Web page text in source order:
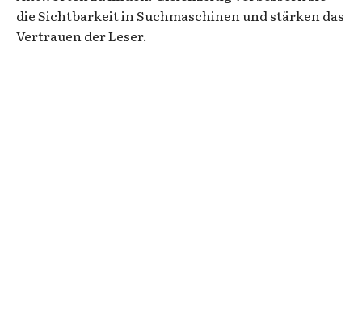
die Sichtbarkeit in Suchmaschinen und stärken das
Vertrauen der Leser.